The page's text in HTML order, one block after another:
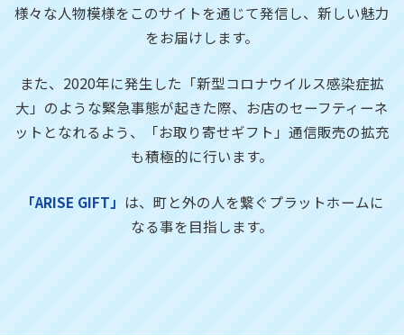
様々な人物模様をこのサイトを通じて発信し、新しい魅力
をお届けします。
また、2020年に発生した「新型コロナウイルス感染症拡
大」のような緊急事態が起きた際、お店のセーフティーネ
ットとなれるよう、「お取り寄せギフト」通信販売の拡充
も積極的に行います。
「ARISE GIFT」 は、町と外の人を繋ぐプラットホームに
なる事を目指します。